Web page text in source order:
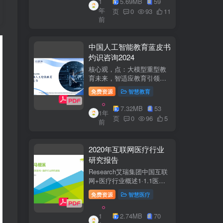
参编綦兵、谷金辉、温庆
福、王丹、岳...
年
前
页
0 93 11
中国人工智能教育蓝皮书
灼识咨询2024
核心观，点：大模型重型教
育未来，智适应教育引领
A+教有新纪元灼识咨询
China inshts Consultancy帆
观：深剂：洞来：失减：全
球故有革新浪湘2学习机妆占
硬件查头智道，应学习机市
免费资源 智慧教育
1年
前
7.32MB
53
页
0 96 5
2020年互联网医疗行业
研究报告
Research艾瑞集团中国互联
网+医疗行业概述1·1.1医疗
行业困境中国互联网+医疗行
业现状2中国互联网+医疗用
户行为洞察3中国互联网+医
疗热门赛道分析4中国互联网
免费资源 智慧医疗
1
2.74MB
70